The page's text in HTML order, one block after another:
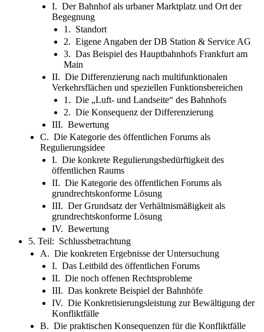
I. Der Bahnhof als urbaner Marktplatz und Ort der
Begegnung
1. Standort
2. Eigene Angaben der DB Station & Service AG
3. Das Beispiel des Hauptbahnhofs Frankfurt am
Main
II. Die Differenzierung nach multifunktionalen
Verkehrsflächen und speziellen Funktionsbereichen
1. Die „Luft- und Landseite“ des Bahnhofs
2. Die Konsequenz der Differenzierung
III. Bewertung
C. Die Kategorie des öffentlichen Forums als
Regulierungsidee
I. Die konkrete Regulierungsbedürftigkeit des
öffentlichen Raums
II. Die Kategorie des öffentlichen Forums als
grundrechtskonforme Lösung
III. Der Grundsatz der Verhältnismäßigkeit als
grundrechtskonforme Lösung
IV. Bewertung
5. Teil: Schlussbetrachtung
A. Die konkreten Ergebnisse der Untersuchung
I. Das Leitbild des öffentlichen Forums
II. Die noch offenen Rechtsprobleme
III. Das konkrete Beispiel der Bahnhöfe
IV. Die Konkretisierungsleistung zur Bewältigung der
Konfliktfälle
B. Die praktischen Konsequenzen für die Konfliktfälle